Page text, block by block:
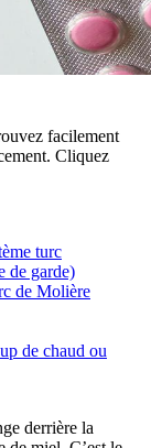
facilement
Cliquez
turc
de garde)
de Molière
de chaud ou
derrière la